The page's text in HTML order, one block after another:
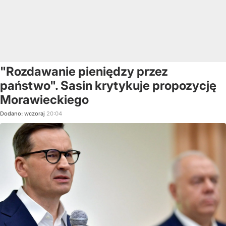
"Rozdawanie pieniędzy przez
państwo". Sasin krytykuje propozycję
Morawieckiego
Dodano: wczoraj 20:04